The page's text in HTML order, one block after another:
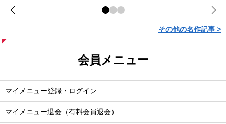
その他の名作記事 >
会員メニュー
マイメニュー登録・ログイン
マイメニュー退会（有料会員退会）